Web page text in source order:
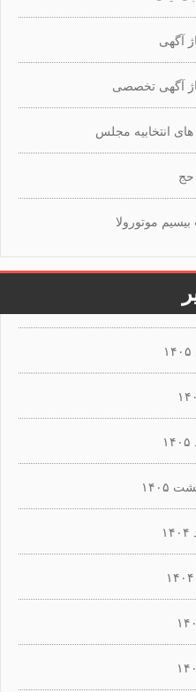
آگهی
آگهی تخصصی
انتخابیه مجلس
موتورولا
۱۴۰۵